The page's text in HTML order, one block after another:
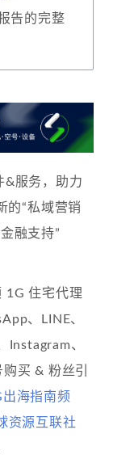
告的完整
&服务，助力
的“私域营销
融支持”
1G 住宅代理
、LINE、
Instagram、
买 & 粉丝引
出海指南频
资源互联社